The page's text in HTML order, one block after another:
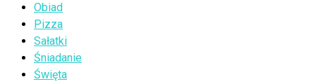
Obiad
Pizza
Sałatki
Śniadanie
Święta